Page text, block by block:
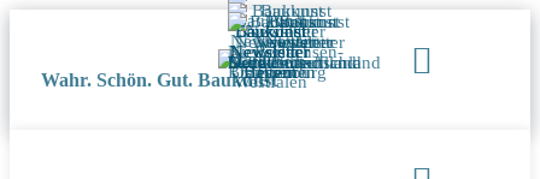
Wahr. Schön. Gut. Baukunst